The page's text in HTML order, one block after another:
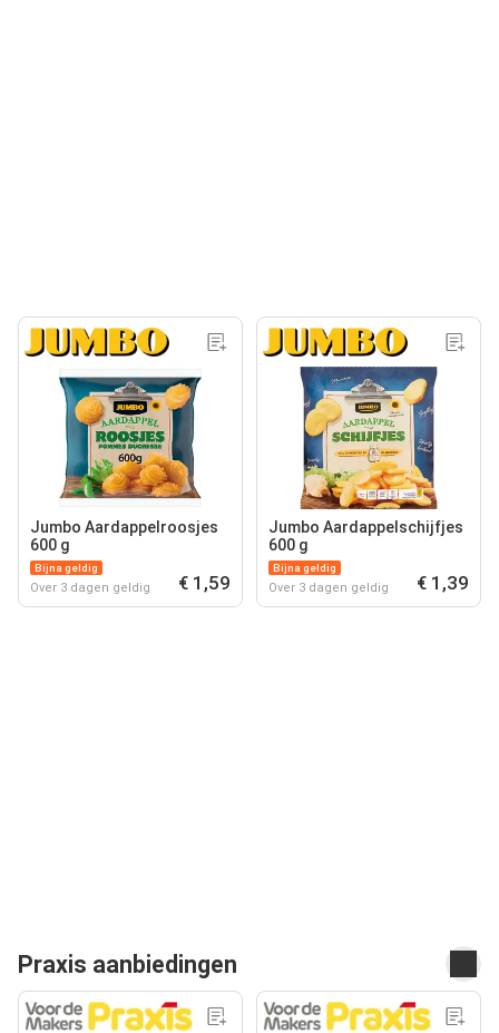
Jumbo Aardappelroosjes
600 g
Bijna geldig
Over 3 dagen geldig € 1,59
Jumbo Aardappelschijfjes
600 g
Bijna geldig
Over 3 dagen geldig € 1,39
Praxis aanbiedingen